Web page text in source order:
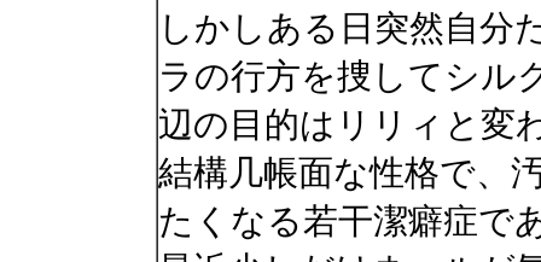
しかしある日突然自分
ラの行方を捜してシル
辺の目的はリリィと変
結構几帳面な性格で、
たくなる若干潔癖症で